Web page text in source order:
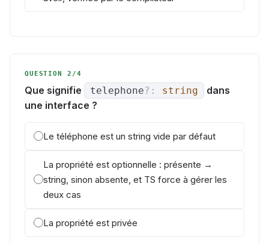
QUESTION 2/4
Que signifie telephone? : string
dans
une interface ?
Le téléphone est un string vide par défaut
La propriété est optionnelle : présente →
string, sinon absente, et TS force à gérer les
deux cas
La propriété est privée